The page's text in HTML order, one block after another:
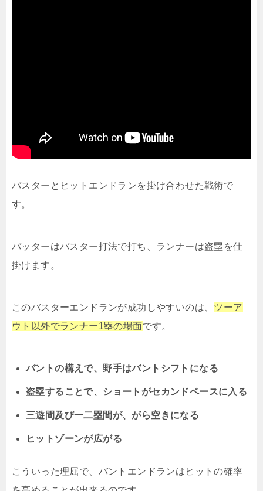
バスターとヒットエンドランを掛け合わせた戦術で
す。
バッターはバスター打法で打ち、ランナーは盗塁を仕
掛けます。
このバスターエンドランが成功しやすいのは、 ツーア
ウト以外でランナー1塁の場面です。
バントの構えで、野手はバントシフトになる
盗塁することで、ショートがセカンドベースに入る
三遊間及び一二塁間が、がら空きになる
ヒットゾーンが広がる
こういった理屈で、バントエンドランはヒットの確率